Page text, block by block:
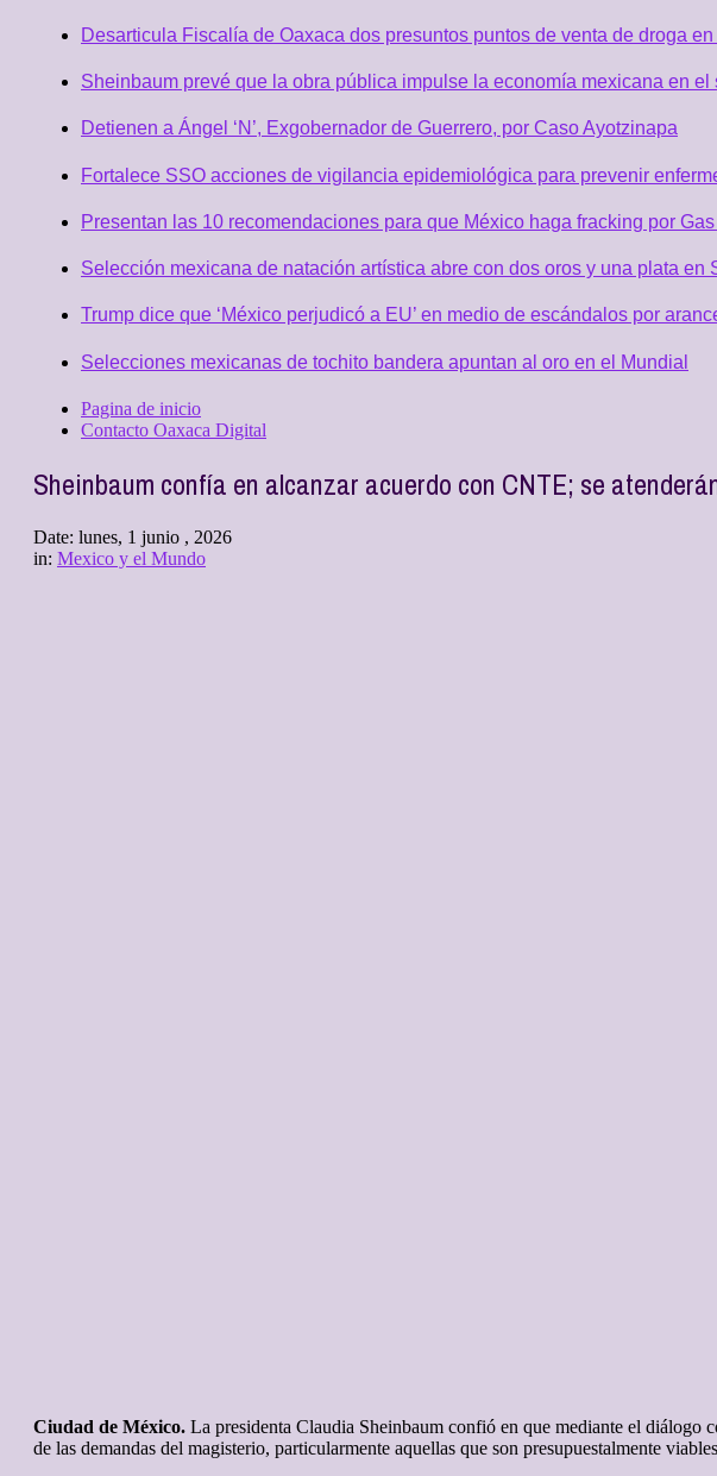
Desarticula Fiscalía de Oaxaca dos presuntos puntos de venta de droga
Sheinbaum prevé que la obra pública impulse la economía mexicana en
Detienen a Ángel ‘N’, Exgobernador de Guerrero, por Caso Ayotzinapa
Fortalece SSO acciones de vigilancia epidemiológica para prevenir
Presentan las 10 recomendaciones para que México haga fracking por
Selección mexicana de natación artística abre con dos oros y una plata en
Trump dice que ‘México perjudicó a EU’ en medio de escándalos por
Selecciones mexicanas de tochito bandera apuntan al oro en el Mundial
Pagina de inicio
Contacto Oaxaca Digital
Sheinbaum confía en alcanzar acuerdo con CNTE; se
Date: lunes, 1 junio , 2026
in: Mexico y el Mundo
Ciudad de México. La presidenta Claudia Sheinbaum confió en que mediante el diálogo
de las demandas del magisterio, particularmente aquellas que son presupuestalmente